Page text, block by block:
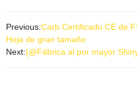
Previous:Carb Certificado CE de
Hoja de gran tamaño
Next:{@Fábrica al por mayor